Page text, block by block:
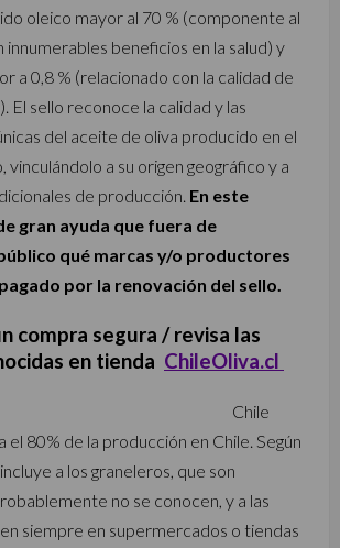
oleico mayor al 70 % (componente al
innumerables beneficios en la salud) y
a 0,8 % (relacionado con la calidad de
El sello reconoce la calidad y las
del aceite de oliva producido en el
vinculándolo a su origen geográfico y a
de producción. En este
gran ayuda que fuera de
qué marcas y/o productores
por la renovación del sello.
compra segura / revisa las
en tienda ChileOliva.cl
Chile
80% de la producción en Chile. Según
a los graneleros, que son
no se conocen, y a las
siempre en supermercados o tiendas